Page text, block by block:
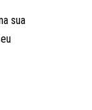
sua